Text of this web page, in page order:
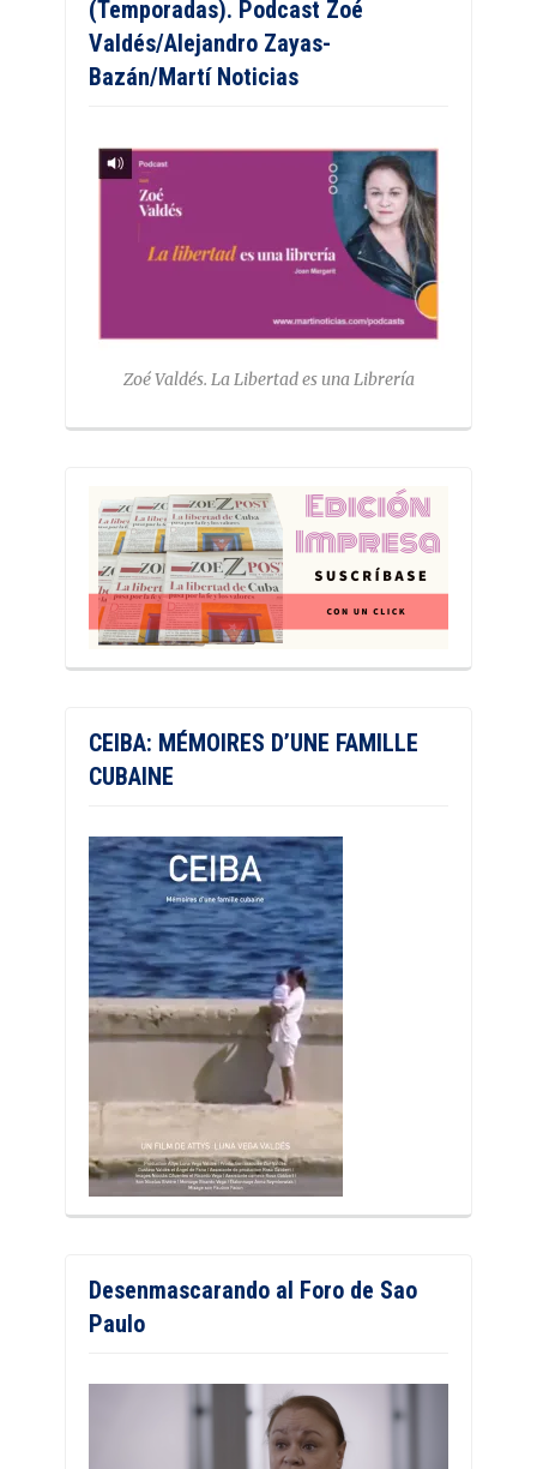
(Temporadas). Podcast Zoé
Valdés/Alejandro Zayas-
Bazán/Martí Noticias
Zoé Valdés. La Libertad es una Librería
CEIBA: MÉMOIRES D’UNE FAMILLE
CUBAINE
Desenmascarando al Foro de Sao
Paulo